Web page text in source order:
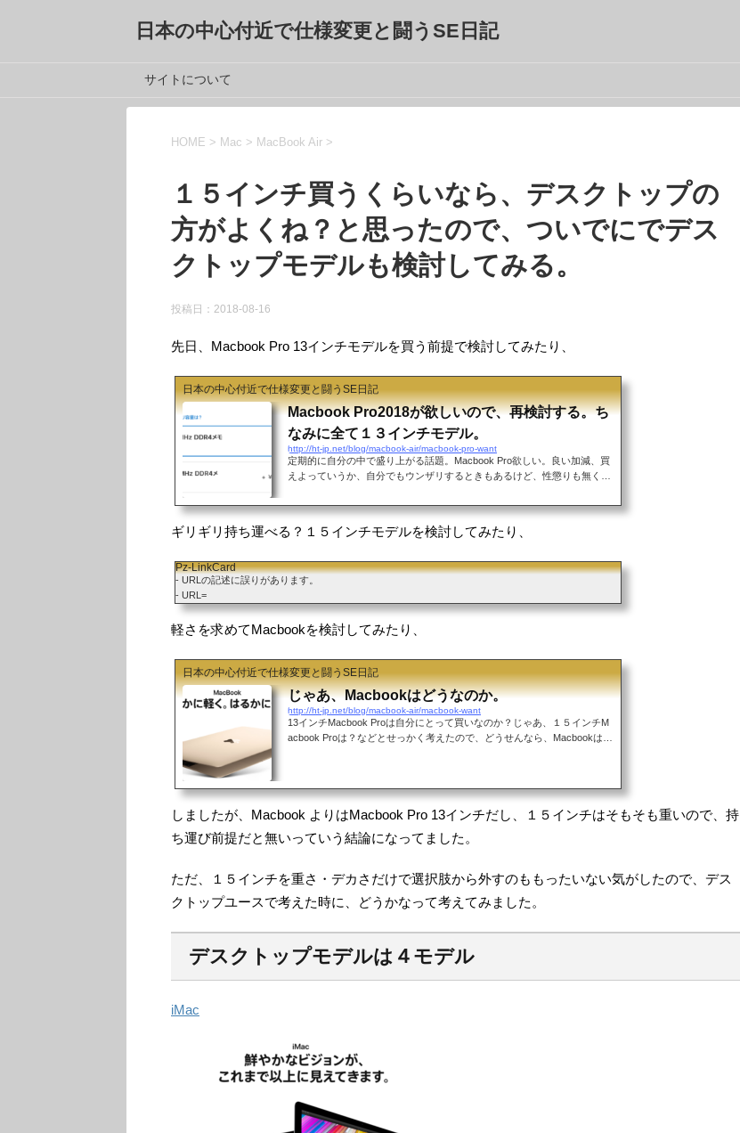
日本の中心付近で仕様変更と闘うSE日記
サイトについて
HOME > Mac > MacBook Air >
１５インチ買うくらいなら、デスクトップの
方がよくね？と思ったので、ついでにでデス
クトップモデルも検討してみる。
投稿日：2018-08-16
先日、Macbook Pro 13インチモデルを買う前提で検討してみたり、
日本の中心付近で仕様変更と闘うSE日記
Macbook Pro2018が欲しいので、再検討する。ち
なみに全て１３インチモデル。
http://ht-jp.net/blog/macbook-air/macbook-pro-want
定期的に自分の中で盛り上がる話題。Macbook Pro欲しい。良い加減、買
えよっていうか、自分でもウンザリするときもあるけど、性懲りも無く、
討。2017年モデルが出た時にも検討だけはしてた。発端は2018年のWWD
ら、３月に発売されているはず（と言っていいのか？)だったので、iPhon
てしまった。で、６月に発表しても、９月の新型...
ギリギリ持ち運べる？１５インチモデルを検討してみたり、
Pz-LinkCard
- URLの記述に誤りがあります。
- URL=
軽さを求めてMacbookを検討してみたり、
日本の中心付近で仕様変更と闘うSE日記
じゃあ、Macbookはどうなのか。
http://ht-jp.net/blog/macbook-air/macbook-want
13インチMacbook Proは自分にとって買いなのか？じゃあ、１５インチM
acbook Proは？などとせっかく考えたので、どうせんなら、Macbookはど
運ぶ前提なら、荷物なんて軽い方がいいので、このアドバンテージはデカ
イ。アダプターが軽いMacbook Proと同じUSB-Cコネクタだけど、CPUの
しましたが、Macbook よりはMacbook Pro 13インチだし、１５インチはそもそも重いので、持
ち運び前提だと無いっていう結論になってました。
ただ、１５インチを重さ・デカさだけで選択肢から外すのももったいない気がしたので、デス
クトップユースで考えた時に、どうかなって考えてみました。
デスクトップモデルは４モデル
iMac